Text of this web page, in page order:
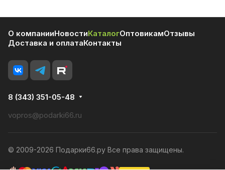
О компанииНовостиКаталогОптовикамОтзывы
Доставка и оплатаКонтакты
8 (343) 351-05-48
vopros@podarki66.ru
© 2009-2026 Подарки66.ру Все права защищены.